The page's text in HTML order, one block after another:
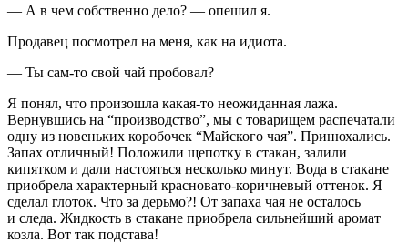
— А в чем собственно дело? — опешил я.
Продавец посмотрел на меня, как на идиота.
— Ты сам‑то свой чай пробовал?
Я понял, что произошла какая‑то неожиданная лажа.
Вернувшись на “производство”, мы с товарищем распечатали
одну из новеньких коробочек “Майского чая”. Принюхались.
Запах отличный! Положили щепотку в стакан, залили
кипятком и дали настояться несколько минут. Вода в стакане
приобрела характерный красновато‑коричневый оттенок. Я
сделал глоток. Что за дерьмо?! От запаха чая не осталось
и следа. Жидкость в стакане приобрела сильнейший аромат
козла. Вот так подстава!